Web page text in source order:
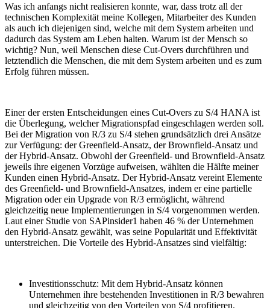
Was ich anfangs nicht realisieren konnte, war, dass trotz all der
technischen Komplexität meine Kollegen, Mitarbeiter des Kunden
als auch ich diejenigen sind, welche mit dem System arbeiten und
dadurch das System am Leben halten. Warum ist der Mensch so
wichtig? Nun, weil Menschen diese Cut-Overs durchführen und
letztendlich die Menschen, die mit dem System arbeiten und es zum
Erfolg führen müssen.
Einer der ersten Entscheidungen eines Cut-Overs zu S/4 HANA ist
die Überlegung, welcher Migrationspfad eingeschlagen werden soll.
Bei der Migration von R/3 zu S/4 stehen grundsätzlich drei Ansätze
zur Verfügung: der Greenfield-Ansatz, der Brownfield-Ansatz und
der Hybrid-Ansatz. Obwohl der Greenfield- und Brownfield-Ansatz
jeweils ihre eigenen Vorzüge aufweisen, wählten die Hälfte meiner
Kunden einen Hybrid-Ansatz. Der Hybrid-Ansatz vereint Elemente
des Greenfield- und Brownfield-Ansatzes, indem er eine partielle
Migration oder ein Upgrade von R/3 ermöglicht, während
gleichzeitig neue Implementierungen in S/4 vorgenommen werden.
Laut einer Studie von SAPinsider1 haben 46 % der Unternehmen
den Hybrid-Ansatz gewählt, was seine Popularität und Effektivität
unterstreichen. Die Vorteile des Hybrid-Ansatzes sind vielfältig:
Investitionsschutz: Mit dem Hybrid-Ansatz können
Unternehmen ihre bestehenden Investitionen in R/3 bewahren
und gleichzeitig von den Vorteilen von S/4 profitieren.